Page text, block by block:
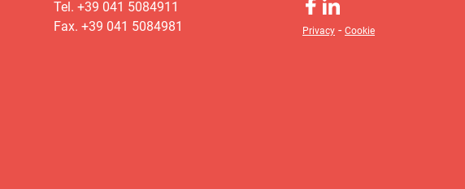
Tel. +39 041 5084911
Fax. +39 041 5084981
Privacy - Cookie